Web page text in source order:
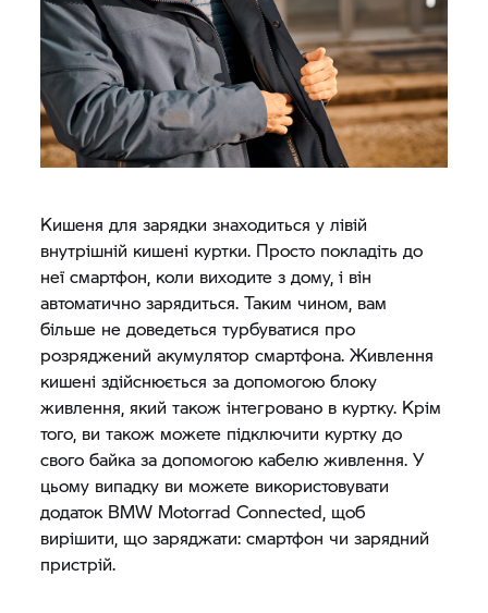
Кишеня для зарядки знаходиться у лівій
внутрішній кишені куртки. Просто покладіть до
неї смартфон, коли виходите з дому, і він
автоматично зарядиться. Таким чином, вам
більше не доведеться турбуватися про
розряджений акумулятор смартфона. Живлення
кишені здійснюється за допомогою блоку
живлення, який також інтегровано в куртку. Крім
того, ви також можете підключити куртку до
свого байка за допомогою кабелю живлення. У
цьому випадку ви можете використовувати
додаток BMW Motorrad Connected, щоб
вирішити, що заряджати: смартфон чи зарядний
пристрій.